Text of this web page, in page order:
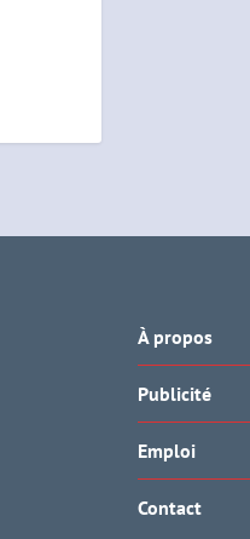
À propos
Publicité
Emploi
Contact